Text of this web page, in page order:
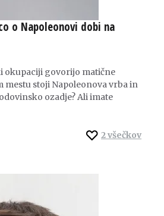
o Napoleonovi dobi na
okupaciji govorijo matične
mestu stoji Napoleonova vrba in
ozadje? Ali imate
2všečkov